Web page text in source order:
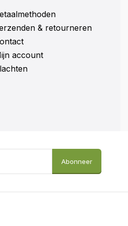
aan
Hooiberg
& retourneren
account
Abonneer